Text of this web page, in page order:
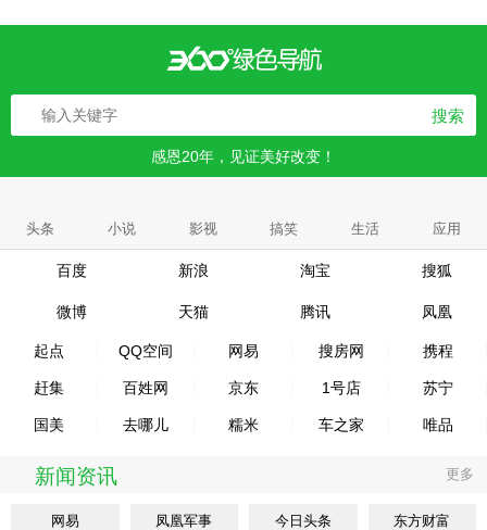
搜索
感恩20年，见证美好改变！
头条 小说 影视 搞笑 生活 应用
百度 新浪 淘宝 搜狐
微博 天猫 腾讯 凤凰
起点 QQ空间 网易 搜房网 携程
赶集 百姓网 京东 1号店 苏宁
国美 去哪儿 糯米 车之家 唯品
新闻资讯 更多
网易 凤凰军事 今日头条 东方财富